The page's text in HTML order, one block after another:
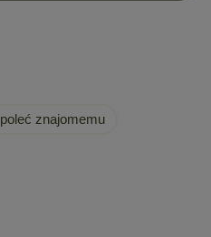
poleć znajomemu